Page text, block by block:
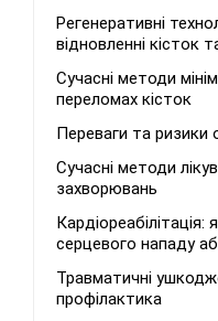
Регенеративні
відновленні кісток
Сучасні методи
переломах кісток
Переваги та ризики
Сучасні методи
захворювань
Кардіореабілітація:
серцевого нападу
Травматичні
профілактика